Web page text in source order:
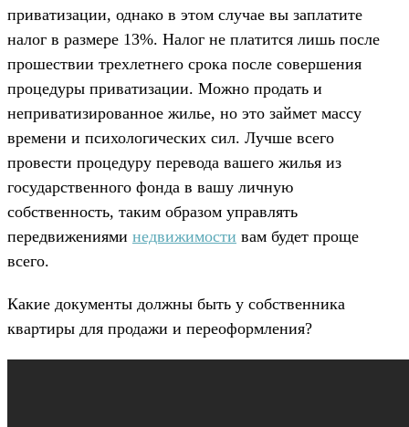
приватизации, однако в этом случае вы заплатите
налог в размере 13%. Налог не платится лишь после
прошествии трехлетнего срока после совершения
процедуры приватизации. Можно продать и
неприватизированное жилье, но это займет массу
времени и психологических сил. Лучше всего
провести процедуру перевода вашего жилья из
государственного фонда в вашу личную
собственность, таким образом управлять
передвижениями недвижимости вам будет проще
всего.
Какие документы должны быть у собственника
квартиры для продажи и переоформления?